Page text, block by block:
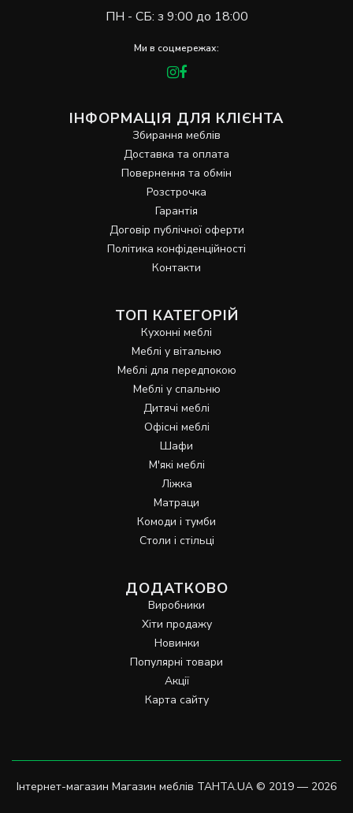
ПН - СБ: з 9:00 до 18:00
Ми в соцмережах:
ІНФОРМАЦІЯ ДЛЯ КЛІЄНТА
Збирання меблів
Доставка та оплата
Повернення та обмін
Розстрочка
Гарантія
Договір публічної оферти
Політика конфіденційності
Контакти
ТОП КАТЕГОРІЙ
Кухонні меблі
Меблі у вітальню
Меблі для передпокою
Меблі у спальню
Дитячі меблі
Офісні меблі
Шафи
М'які меблі
Ліжка
Матраци
Комоди і тумби
Столи і стільці
ДОДАТКОВО
Виробники
Хіти продажу
Новинки
Популярні товари
Акції
Карта сайту
Інтернет-магазин Магазин меблів TAHTA.UA © 2019 — 2026